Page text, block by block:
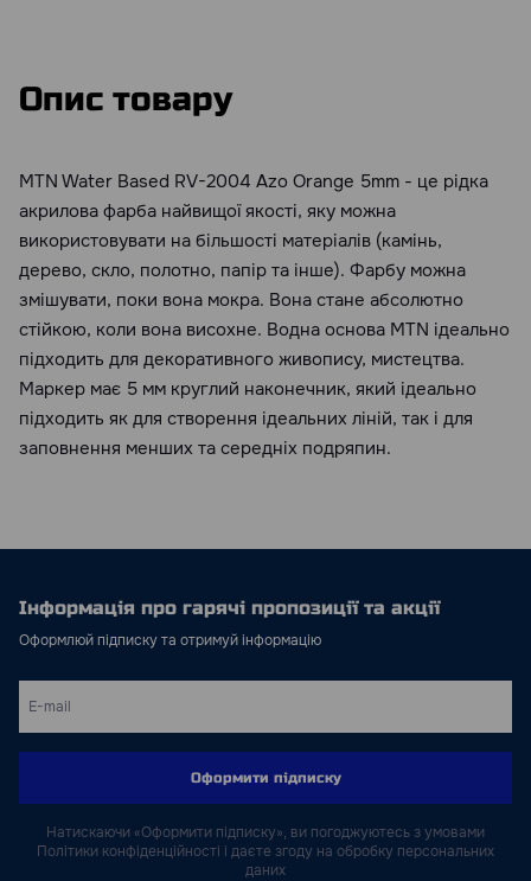
Опис товару
MTN Water Based RV-2004 Azo Orange 5mm - це рідка
акрилова фарба найвищої якості, яку можна
використовувати на більшості матеріалів (камінь,
дерево, скло, полотно, папір та інше). Фарбу можна
змішувати, поки вона мокра. Вона стане абсолютно
стійкою, коли вона висохне. Водна основа MTN ідеально
підходить для декоративного живопису, мистецтва.
Маркер має 5 мм круглий наконечник, який ідеально
підходить як для створення ідеальних ліній, так і для
заповнення менших та середніх подряпин.
Інформація про гарячі пропозиції та акції
Оформлюй підписку та отримуй інформацію
Оформити підписку
Натискаючи «Оформити підписку», ви погоджуютесь з умовами
Політики конфіденційності і даєте згоду на обробку персональних
даних